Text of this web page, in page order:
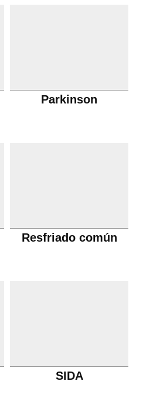
Parkinson
Resfriado común
SIDA